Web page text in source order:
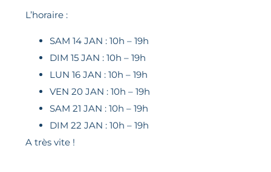
L’horaire :
SAM 14 JAN : 10h – 19h
DIM 15 JAN : 10h – 19h
LUN 16 JAN : 10h – 19h
VEN 20 JAN : 10h – 19h
SAM 21 JAN : 10h – 19h
DIM 22 JAN : 10h – 19h
A très vite !